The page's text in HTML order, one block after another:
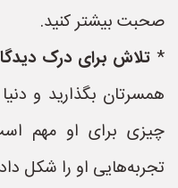
صحبت بیشتر کنید.
*تلاش برای درک
همسرتان بگذارید و
چیزی برای او مهم
تجربه‌هایی او را شکل